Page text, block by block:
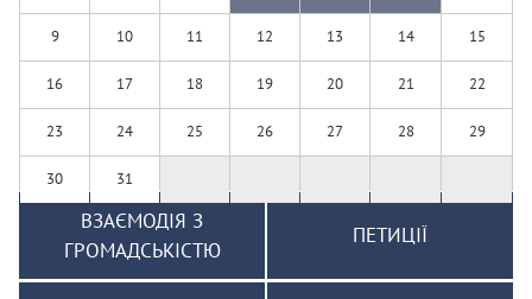
9 10 11 12 13 14 15
16 17 18 19 20 21 22
23 24 25 26 27 28 29
30 31
ВЗАЄМОДІЯ З
ГРОМАДСЬКІСТЮ
ПЕТИЦІЇ